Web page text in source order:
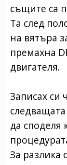
същите са
Та след
на вятъра
премахна
двигателя.
Записах си
да споделя
За разлика